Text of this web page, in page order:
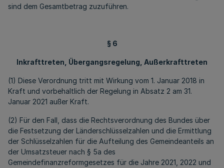
sind dem Gesamtbetrag zuzuführen.
§ 6
Inkrafttreten, Übergangsregelung, Außerkrafttreten
(1) Diese Verordnung tritt mit Wirkung vom 1. Januar 2018 in
Kraft und vorbehaltlich der Regelung in Absatz 2 am 31.
Januar 2021 außer Kraft.
(2) Für den Fall, dass die Rechtsverordnung des Bundes über
die Festsetzung der Länderschlüsselzahlen und die Ermittlung
der Schlüsselzahlen für die Aufteilung des Gemeindeanteils an
der Umsatzsteuer nach § 5a des
Gemeindefinanzreformgesetzes für die Jahre 2021, 2022 und